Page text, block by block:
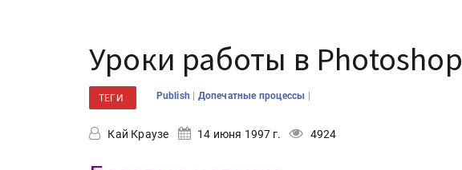
Уроки работы в Photoshop
ТЕГИ Publish | Допечатные процессы |
Кай Краузе 14 июня 1997 г. 4924